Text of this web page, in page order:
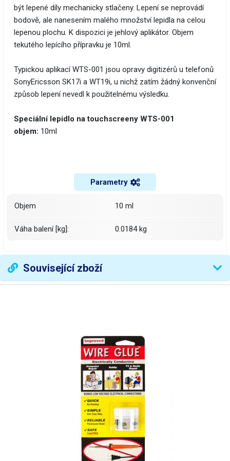
být lepené díly mechanicky stlačeny. Lepení se neprovádí
bodově, ale nanesením malého množství lepidla na celou
lepenou plochu. K dispozici je jehlový aplikátor. Objem
tekutého lepícího přípravku je 10ml.
Typickou aplikací WTS-001 jsou opravy digitizérů u telefonů
SonyEricsson SK17i a WT19i, u nichž zatím žádný konvenční
způsob lepení nevedl k použitelnému výsledku.
Speciální lepidlo na touchscreeny WTS-001
objem: 10ml
Parametry
Objem 10 ml
Váha balení [kg]: 0.0184 kg
Související zboží